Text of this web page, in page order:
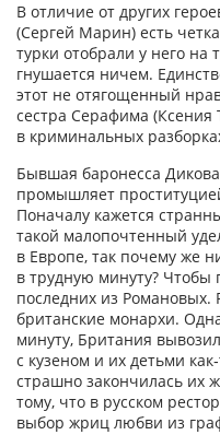
В отличие от других
(Сергей Марин) есть
турки отобрали у него
гнушается ничем.
этот не отягощенный
сестра Серафима
в криминальных
Бывшая баронесса
промышляет
Поначалу кажется
такой малопочтенный
в Европе, так почему же
в трудную минуту? Чтобы
последних из Романовых.
британские монархи.
минуту, Британия
с кузеном и их детьми
страшно закончилась их
тому, что в русском
выбор жриц любви из